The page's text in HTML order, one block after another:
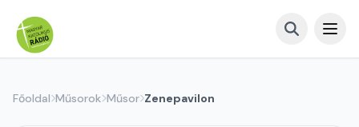
Főoldal Műsorok Műsor Zenepavilon